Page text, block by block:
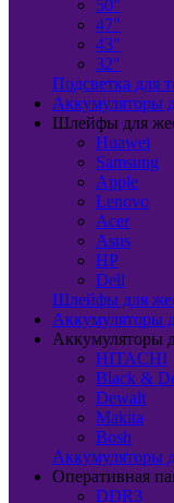
50"
47"
43"
32"
Подсветка для
Аккумуляторы
Шлейфы для
Huawei
Samsung
Apple
Lenovo
Acer
Asus
HP
Dell
Шлейфы для
Аккумуляторы
Аккумуляторы
HITACHI
Black &
Dewalt
Makita
Bosh
Аккумуляторы
Оперативная
DDR3